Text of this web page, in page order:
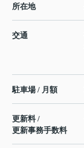
所在地
交通
駐車場 / 月額
更新料 /
更新事務手数料